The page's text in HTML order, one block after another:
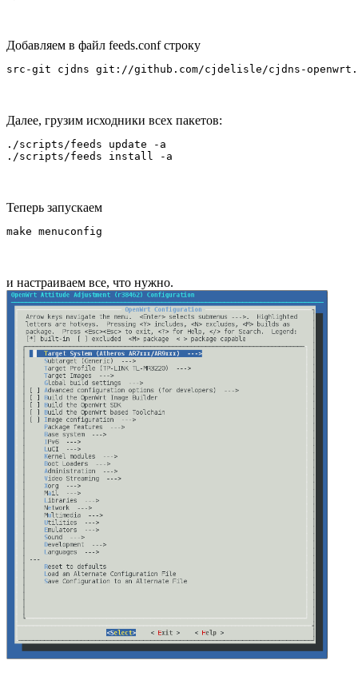
Добавляем в файл feeds.conf строку
Далее, грузим исходники всех пакетов:
./scripts/feeds update -a
Теперь запускаем
и настраиваем все, что нужно.